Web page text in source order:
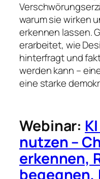
warum sie wirken
erkennen lassen.
erarbeitet, wie
hinterfragt und
werden kann –
eine starke
Webinar:
nutzen –
erkennen,
begegnen,